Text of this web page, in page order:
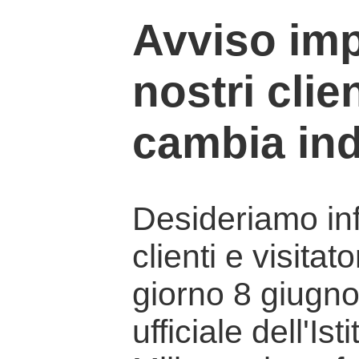
Avviso
nostri
cambia
Desideriamo
clienti e
giorno 8
ufficiale